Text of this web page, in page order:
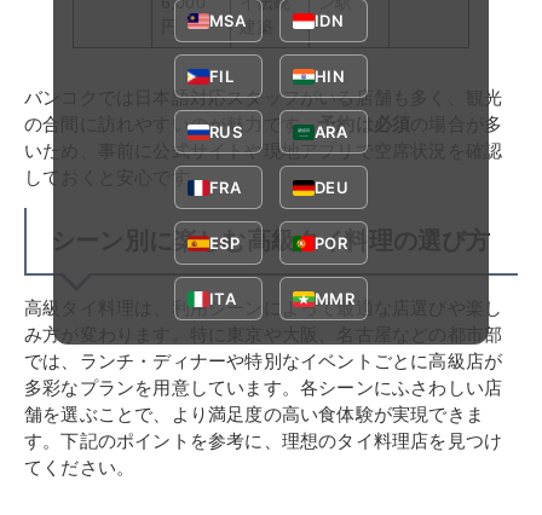
建築
バンコクでは日本語対応スタッフがいる店舗も多く、観光
の合間に訪れやすいのが魅力です。予約は必須
の場合が多
いため、事前に公式サイトや現地アプリで空席状況を確認
しておくと安心です。
シーン別に楽しむ高級タイ料理の選び方
高級タイ料理は、利用シーンによって最適な店選びや楽し
み方が変わります。特に東京や大阪、名古屋などの都市部
では、ランチ・ディナーや特別なイベントごとに高級店が
多彩なプランを用意しています。各シーンにふさわしい店
舗を選ぶことで、より満足度の高い食体験が実現できま
す。下記のポイントを参考に、理想のタイ料理店を見つけ
てください。
MSA IDN
FIL HIN
RUS ARA
FRA DEU
ESP POR
ITA MMR